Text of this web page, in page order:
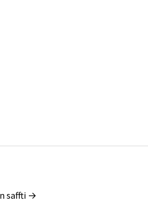
saffti →